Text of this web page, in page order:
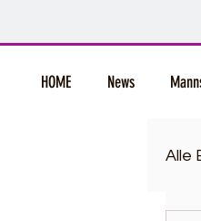
HOME News
Alle